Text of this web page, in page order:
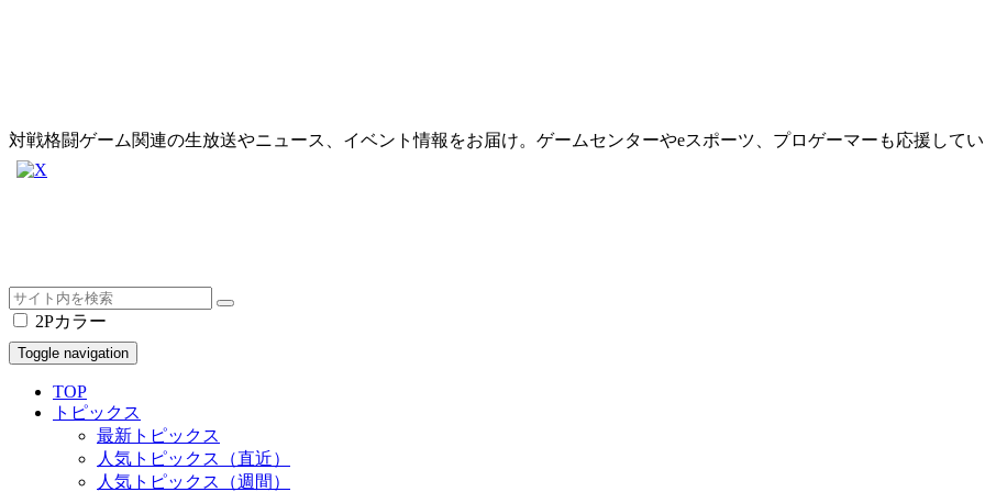
対戦格闘ゲーム関連の生放送やニュース、イベント情報をお届け。ゲームセンターやeスポーツ、プロゲーマーも応援して
2Pカラー
Toggle navigation
TOP
トピックス
最新トピックス
人気トピックス（直近）
人気トピックス（週間）